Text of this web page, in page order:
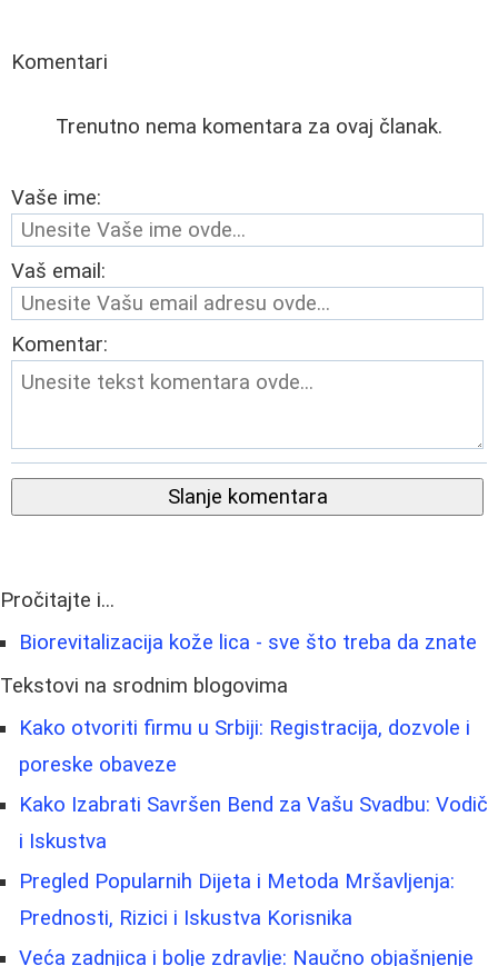
Komentari
Trenutno nema komentara za ovaj članak.
Vaše ime:
Vaš email:
Komentar:
Slanje komentara
Pročitajte i...
Biorevitalizacija kože lica - sve što treba da znate
Tekstovi na srodnim blogovima
Kako otvoriti firmu u Srbiji: Registracija, dozvole i
poreske obaveze
Kako Izabrati Savršen Bend za Vašu Svadbu: Vodič
i Iskustva
Pregled Popularnih Dijeta i Metoda Mršavljenja:
Prednosti, Rizici i Iskustva Korisnika
Veća zadnjica i bolje zdravlje: Naučno objašnjenje